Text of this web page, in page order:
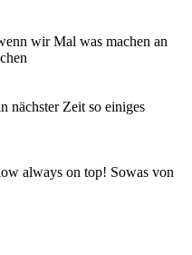
wir Mal was machen an
nächster Zeit so einiges
always on top! Sowas von